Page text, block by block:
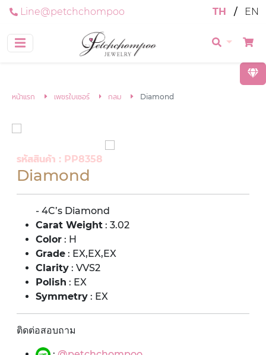
Line@petchchompoo TH / EN
หน้าแรก เพชรใบเซอร์ กลม Diamond
รหัสสินค้า : PP8358
Diamond
- 4C’s Diamond
Carat Weight : 3.02
Color : H
Grade : EX,EX,EX
Clarity : VVS2
Polish : EX
Symmetry : EX
ติดต่อสอบถาม